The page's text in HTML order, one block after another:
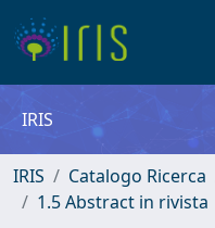
IRIS
IRIS Catalogo Ricerca
1.5 Abstract in rivista